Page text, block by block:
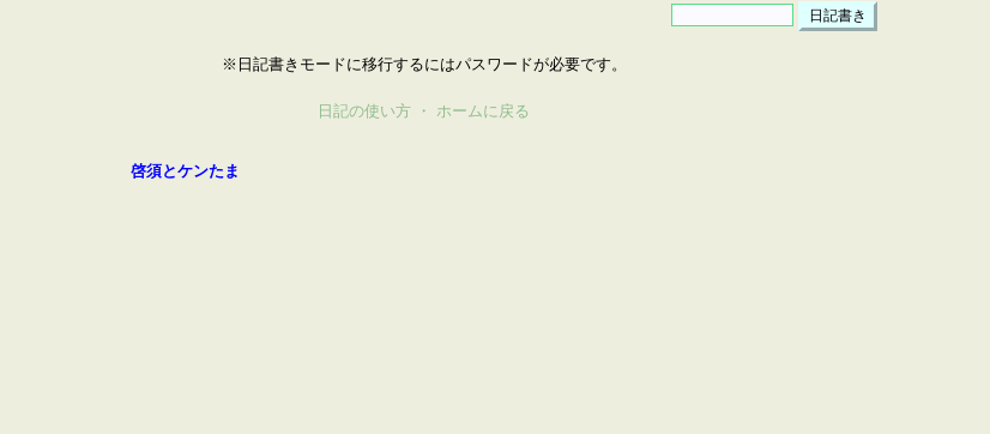
※日記書きモードに移行するにはパスワードが必要です。
日記の使い方 ・ ホームに戻る
啓須とケンたま